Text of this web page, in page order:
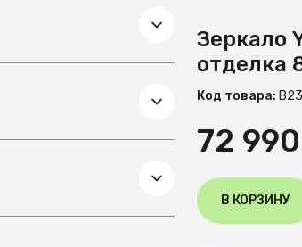
Зеркало
отделка
Код товара:
72
В КОРЗИНУ